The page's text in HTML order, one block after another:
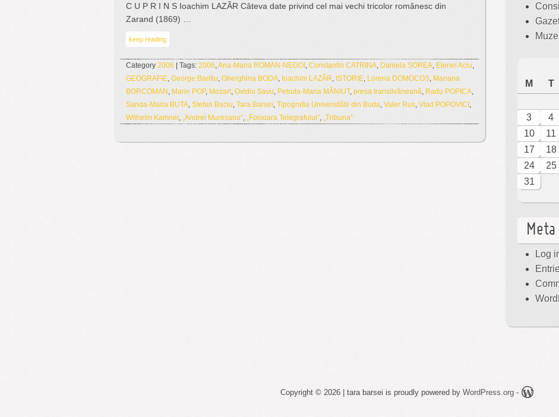
C U P R I N S Ioachim LAZÃR Câteva date privind cel mai vechi tricolor românesc din
Zarand (1869) …
keep reading
Category 2006 | Tags: 2006,Ana-Maria ROMAN-NEGOI , Constantin CATRINA, Daniela SOREA, Elenei Aciu,
GEOGRAFIE, George Baritiu, Gherghina BODA, Ioachim LAZÃR, ISTORIE, Lorena DOMOCOS, Mariana
BORCOMAN , Marin POP, Mozart, Ovidiu Savu, Petruta-Maria MÃNIUT, presa transilvãneanã, Radu POPICA,
Sanda-Maria BUTA, Stefan Baciu, Tara Barsei, Tipografia Universitãtii din Buda, Valer Rus, Vlad POPOVICI ,
Wilhelm Kamner, „Andrei Muresanu“, „Foisoara Telegrafului”, „Tribuna”
M
T
3
4
10
11
17
18
24
25
31
Meta
Log
Copyright © 2026 | tara barsei is proudly powered by WordPress.org-